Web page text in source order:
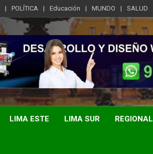
POLÍTICA Educación MUNDO SALUD
LIMA ESTE LIMA SUR REGIONAL